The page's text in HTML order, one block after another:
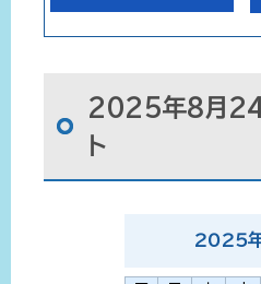
2025年8月24
ト
2025